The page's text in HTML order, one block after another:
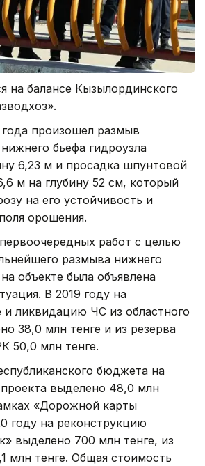
на балансе Кызылординского
года произошел размыв
бьефа гидроузла
6,23 м и просадка шпунтовой
м на глубину 52 см, который
на его устойчивость и
орошения.
работ с целью
размыва нижнего
объекте была объявлена
В 2019 году на
ликвидацию ЧС из областного
38,0 млн тенге и из резерва
50,0 млн тенге.
бюджета на
выделено 48,0 млн
«Дорожной карты
году на реконструкцию
выделено 700 млн тенге, из
млн тенге. Общая стоимость